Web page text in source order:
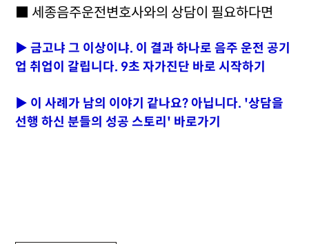
■ 세종음주운전변호사와의 상담이 필요하다면
▶ 금고냐 그 이상이냐. 이 결과 하나로 음주 운전 공기
업 취업이 갈립니다. 9초 자가진단 바로 시작하기
▶ 이 사례가 남의 이야기 같나요? 아닙니다. '상담을
선행 하신 분들의 성공 스토리' 바로가기